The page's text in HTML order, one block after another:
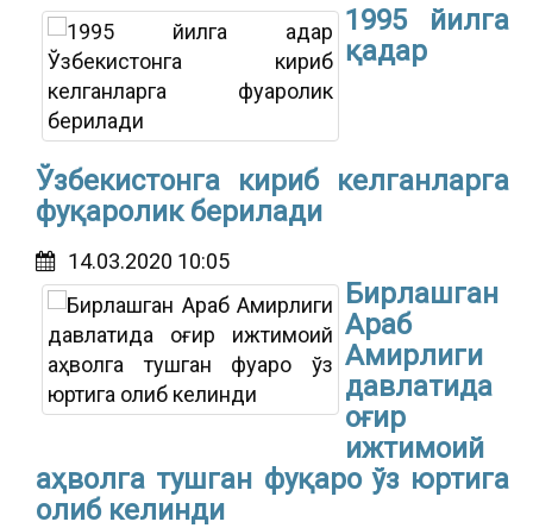
1995 йилга
қадар
Ўзбекистонга кириб келганларга
фуқаролик берилади
14.03.2020 10:05
Бирлашган
Араб
Амирлиги
давлатида
оғир
ижтимоий
аҳволга тушган фуқаро ўз юртига
олиб келинди